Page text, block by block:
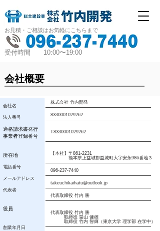
お見積・ご相談はお気軽にこちらまで
受付時間 10:00〜19:00
会社概要
会社名
法人番号
適格請求書発行
事業者登録番号
所在地
電話番号
メールアドレス
代表者
​役員
創業年月日
株式会社 竹内開発
8330001029262
T8330001029262
【本社】〒861-2231
熊本県上益城郡益城町大字安永986番地３
096-237-7440
takeuchikaihatu@outlook.jp
代表取締役 竹内 勝
代表取締役 竹内 勝
取締役 畠山 健雄
取締役 竹内 智輝（東京大学 理学部 在学中）